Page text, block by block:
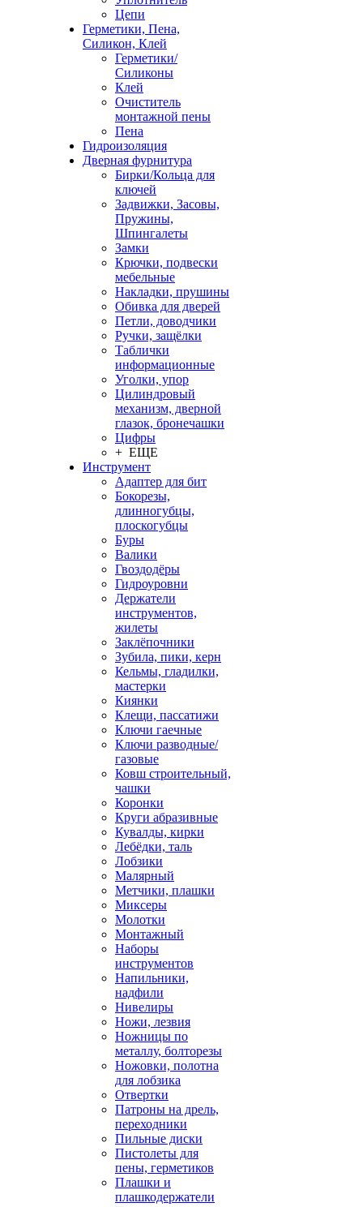
Цепи
Герметики, Пена,
Силикон, Клей
Герметики/
Силиконы
Клей
Очиститель
монтажной пены
Пена
Гидроизоляция
Дверная фурнитура
Бирки/Кольца для
ключей
Задвижки, Засовы,
Пружины,
Шпингалеты
Замки
Крючки, подвески
мебельные
Накладки, прушины
Обивка для дверей
Петли, доводчики
Ручки, защёлки
Таблички
информационные
Уголки, упор
Цилиндровый
механизм, дверной
глазок, бронечашки
Цифры
+ ЕЩЕ
Инструмент
Адаптер для бит
Бокорезы,
длинногубцы,
плоскогубцы
Буры
Валики
Гвоздодёры
Гидроуровни
Держатели
инструментов,
жилеты
Заклёпочники
Зубила, пики, керн
Кельмы, гладилки,
мастерки
Киянки
Клещи, пассатижи
Ключи гаечные
Ключи разводные/
газовые
Ковш строительный,
чашки
Коронки
Круги абразивные
Кувалды, кирки
Лебёдки, таль
Лобзики
Малярный
Метчики, плашки
Миксеры
Молотки
Монтажный
Наборы
инструментов
Напильники,
надфили
Нивелиры
Ножи, лезвия
Ножницы по
металлу, болторезы
Ножовки, полотна
для лобзика
Отвертки
Патроны на дрель,
переходники
Пильные диски
Пистолеты для
пены, герметиков
Плашки и
плашкодержатели